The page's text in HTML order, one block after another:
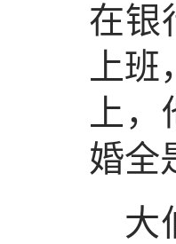
在银
上班，
上，
婚全
大